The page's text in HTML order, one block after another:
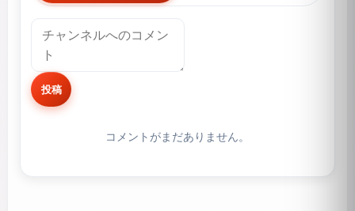
投稿
コメントがまだありません。